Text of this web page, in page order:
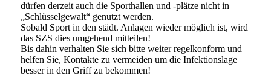
dürfen derzeit auch die Sporthallen und -plätze nicht in
„Schlüsselgewalt“ genutzt werden.
Sobald Sport in den städt. Anlagen wieder möglich ist, wird
das SZS dies umgehend mitteilen!
Bis dahin verhalten Sie sich bitte weiter regelkonform und
helfen Sie, Kontakte zu vermeiden um die Infektionslage
besser in den Griff zu bekommen!